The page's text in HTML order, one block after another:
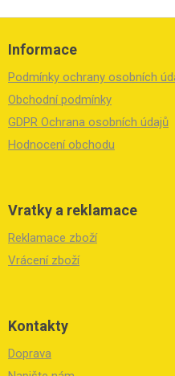
Z
Informace
Podmínky ochrany osobních
Obchodní podmínky
GDPR Ochrana osobních údajů
Hodnocení obchodu
Vratky a reklamace
Reklamace zboží
Vrácení zboží
Kontakty
Doprava